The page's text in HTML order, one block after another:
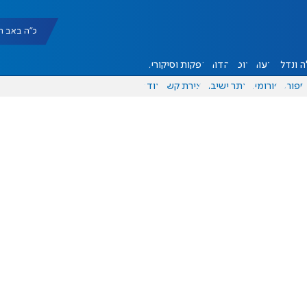
כ"ה באב תשפ"ו
ונדל"ן דעות אוכל יהדות הפקות וסיקורים
ספורט פורומים אתר ישיבה יצירת קשר עוד